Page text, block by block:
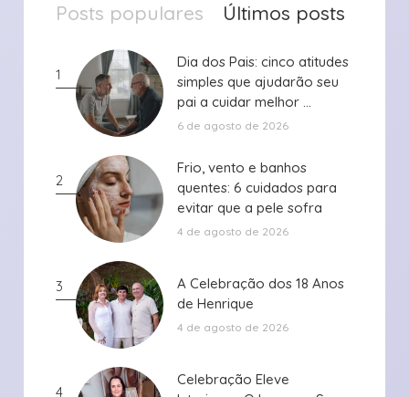
Posts populares Últimos posts
1
Dia dos Pais: cinco atitudes
simples que ajudarão seu
pai a cuidar melhor ...
Dia dos Pais: cinco atitudes
simples que ajudarão seu
pai a cuidar melhor ...
6 de agosto de 2026
2
Frio, vento e banhos
quentes: 6 cuidados para
evitar que a pele sofra
durante ...
Frio, vento e banhos
quentes: 6 cuidados para
evitar que a pele sofra
durante ...
4 de agosto de 2026
3
A Celebração dos 18 Anos
de Henrique
A Celebração dos 18 Anos
de Henrique
4 de agosto de 2026
4
Celebração Eleve
Celebração Eleve